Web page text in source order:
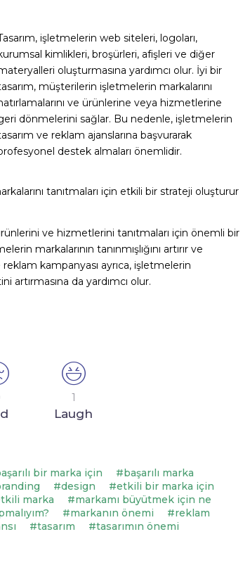
işletmelerin web siteleri, logoları,
kimlikleri, broşürleri, afişleri ve diğer
oluşturmasına yardımcı olur. İyi bir
müşterilerin işletmelerin markalarını
ve ürünlerine veya hizmetlerine
dönmelerini sağlar. Bu nedenle, işletmelerin
ve reklam ajanslarına başvurarak
destek almaları önemlidir.
tanıtmaları için etkili bir strateji oluşturur
ve hizmetlerini tanıtmaları için önemli bir
markalarının tanınmışlığını artırır ve
kampanyası ayrıca, işletmelerin
artırmasına da yardımcı olur.
1
Laugh
bir marka için
başarılı marka
design
etkili bir marka için
marka
markamı büyütmek için ne
markanın önemi
reklam
tasarım tasarımın önemi